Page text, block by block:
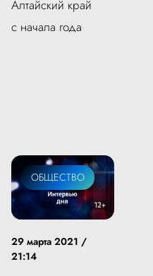
Алтайский край
с начала года
ОБЩЕСТВО
29 марта 2021 /
21:14